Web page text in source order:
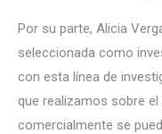
Por su parte, Alicia
seleccionada como
con esta línea de
que realizamos sobre
comercialmente se